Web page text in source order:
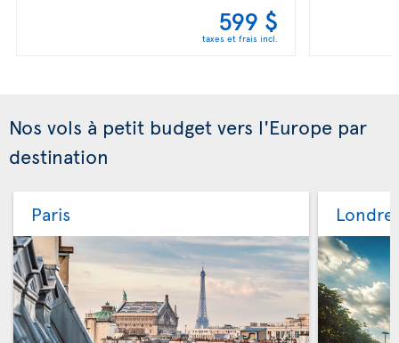
599 $
taxes et frais incl.
Nos vols à petit budget vers l'Europe par
destination
Paris